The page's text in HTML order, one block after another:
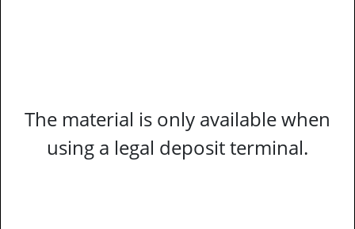
The material is only available when
using a legal deposit terminal.